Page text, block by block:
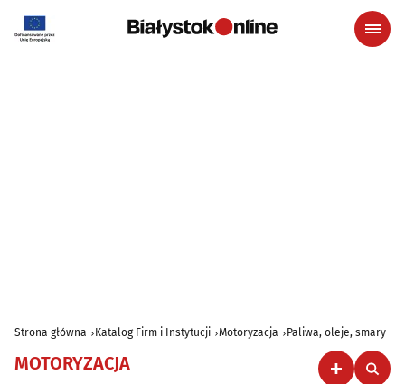
Strona główna Katalog Firm i Instytucji Motoryzacja Paliwa, oleje, smary
MOTORYZACJA